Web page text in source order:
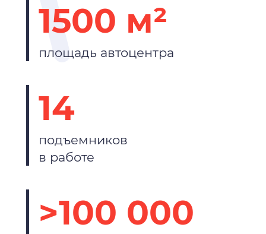
1500 м²
площадь автоцентра
14
подъемников
в работе
>100 000